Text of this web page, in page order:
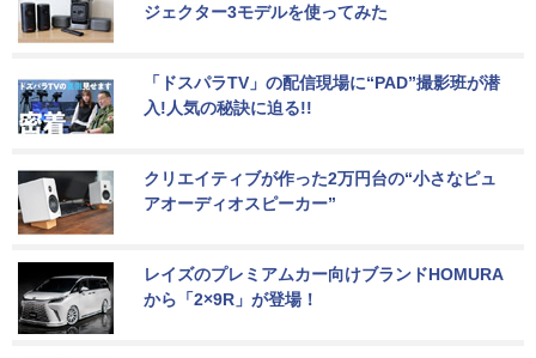
ジェクター3モデルを使ってみた
「ドスパラTV」の配信現場に“PAD”撮影班が潜
入!人気の秘訣に迫る!!
クリエイティブが作った2万円台の“小さなピュ
アオーディオスピーカー”
レイズのプレミアムカー向けブランドHOMURA
から「2×9R」が登場！